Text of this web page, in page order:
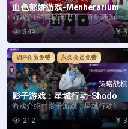
血色郁娇游戏-Menherarium
游戏介绍"陪我玩吧！一直到死为止
♡"（CV：夏吉优子） 在牌组构建R
ogueli...
349 3
VIP会员免费 永久会员免费
策略战棋
影子游戏：星城行动-Shadow
play: Metropolis Foe
游戏介绍《影子游戏：星城行动》是
一款融合了卡牌策略与RPG式骇客冒
险的游戏，故事...
212 3